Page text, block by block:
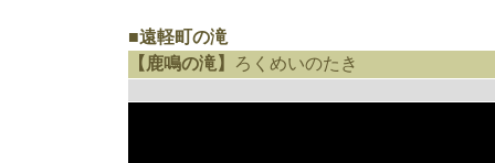
■遠軽町の滝
【鹿鳴の滝】
ろくめいのたき